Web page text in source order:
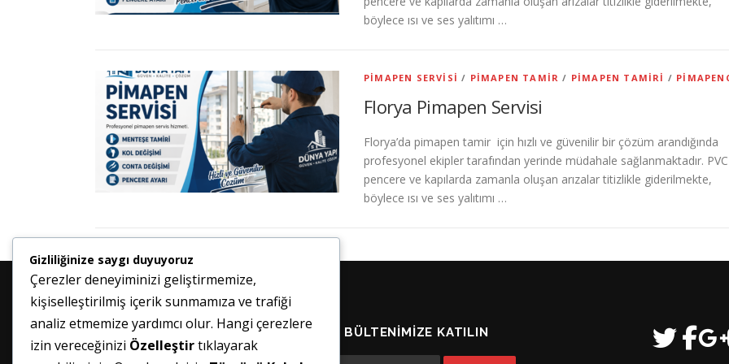
böylece ısı ve ses yalıtımı …
PIMAPEN SERVISI / PIMAPEN TAMIR / PIMAPEN TAMIRI /
Florya Pimapen Servisi
Florya’da pimapen tamir için hızlı ve güvenilir bir çözüm arandığında
profesyonel ekipler tarafından yerinde müdahale sağlanmaktadır. PVC
pencere ve kapılarda zamanla oluşan arızalar titizlikle giderilmekte,
böylece ısı ve ses yalıtımı …
HABER BÜLTENIMIZE KATILIN
Gizliliğinize saygı duyuyoruz
Çerezler deneyiminizi geliştirmemize,
kişiselleştirilmiş içerik sunmamıza ve trafiği
analiz etmemize yardımcı olur. Hangi çerezlere
izin vereceğinizi Özelleştirtıklayarak